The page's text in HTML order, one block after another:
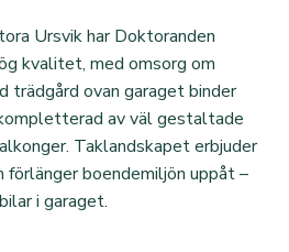
Ursvik har Doktoranden
kvalitet, med omsorg om
trädgård ovan garaget binder
av väl gestaltade
Taklandskapet erbjuder
boendemiljön uppåt –
i garaget.